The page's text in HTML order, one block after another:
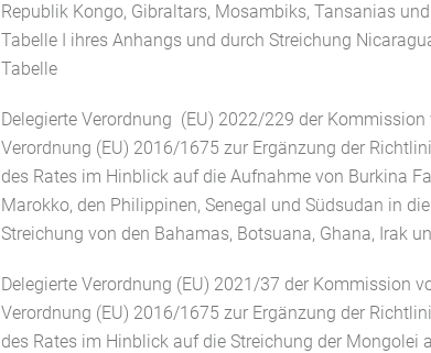
Republik Kongo, Gibraltars, Mosambiks, Tansanias
Tabelle I ihres Anhangs und durch Streichung
Tabelle
Delegierte Verordnung (EU) 2022/229 der
Verordnung (EU) 2016/1675 zur Ergänzung der
des Rates im Hinblick auf die Aufnahme von Burkina
Marokko, den Philippinen, Senegal und Südsudan in
Streichung von den Bahamas, Botsuana, Ghana, Irak
Delegierte Verordnung (EU) 2021/37 der Kommission
Verordnung (EU) 2016/1675 zur Ergänzung der
des Rates im Hinblick auf die Streichung der Mongolei